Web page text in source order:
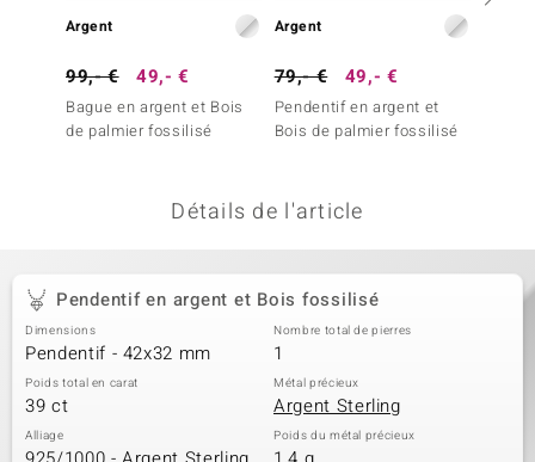
Collection
Argent
99,- € 49,- €
Bague en argent et Bois
de palmier fossilisé
Argent
79,- € 49,- €
Pendentif en argent et
Bois de palmier fossilisé
Détails de l'article
Pendentif en argent et Bois fossilisé
Dimensions
Pendentif - 42x32 mm
Nombre total de pierres
1
Poids total en carat
39 ct
Métal précieux
Argent Sterling
Alliage Poids du métal précieux